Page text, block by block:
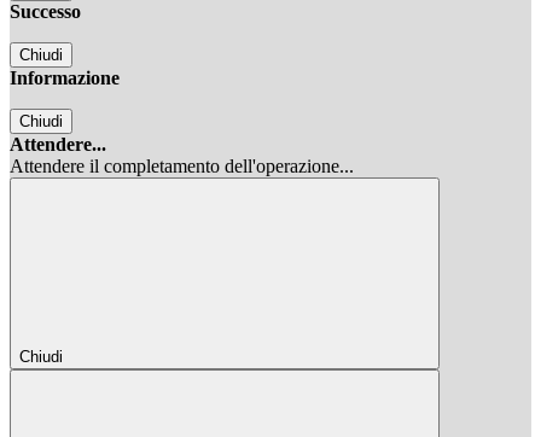
Successo
Chiudi
Informazione
Chiudi
Attendere...
Attendere il completamento dell'operazione...
Chiudi